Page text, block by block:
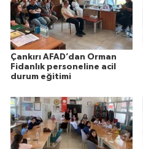
Çankırı AFAD’dan Orman
Fidanlık personeline acil
durum eğitimi